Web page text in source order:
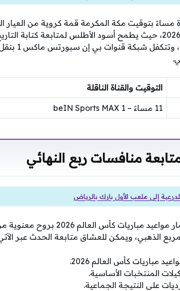
بتوقيت مكة المكرمة قمة كروية من العيار
أهم محطات مواعيد مباريات كأس العالم 2026، حيث يطمح أسود الأطلس لمتابعة
الفرنسيون على
التوقيت والقناة الناقلة
11 مساءً – beIN Sports MAX 1
منافسات ربع النهائي
إلى ملعب الأول بارك بالرياض
يستعد المنتخب المغربي للخوض في غمار مواعيد
الذهبي، ويمكن للعشاق متابعة الحدث عبر
مباريات كأس العالم 2026.
المنتخبات الأساسية.
على النتيجة الجماعية.